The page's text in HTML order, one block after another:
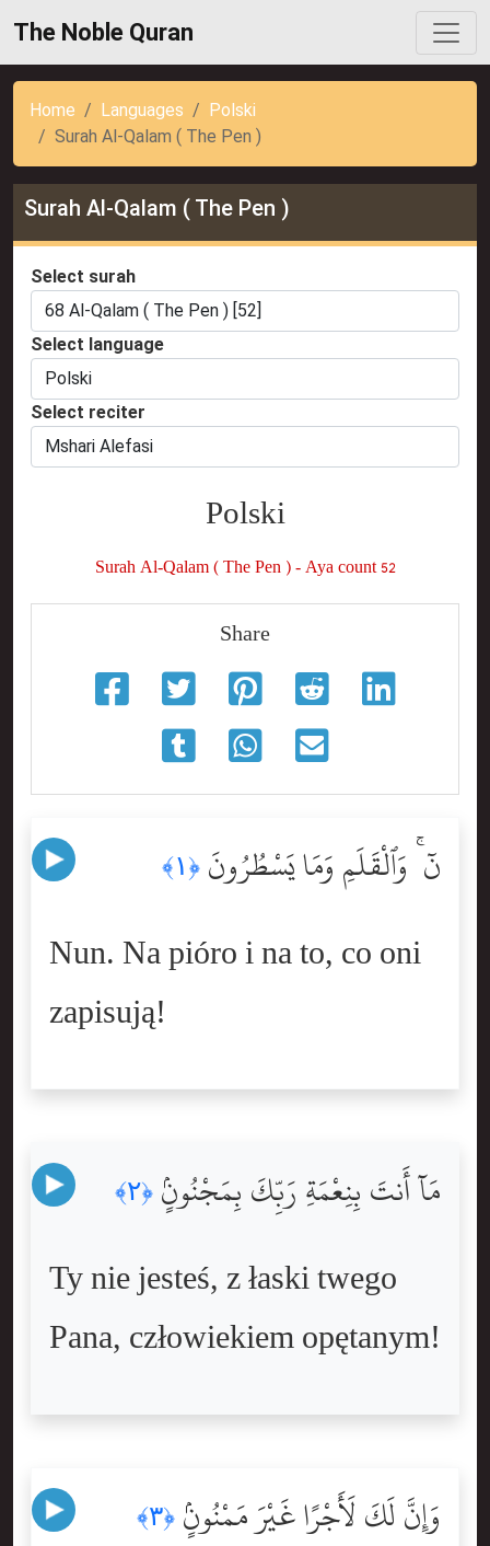
The Noble Quran
Home Languages
Polski
Surah Al-Qalam ( The Pen )
Surah Al-Qalam ( The Pen )
Select surah
Select language
Select reciter
Polski
Surah Al-Qalam ( The Pen ) - Aya count 52
Share
نٓ ۚ وَٱلْقَلَمِ وَمَا يَسْطُرُونَ ﴿١﴾
Nun. Na pióro i na to, co oni
zapisują!
مَآ أَنتَ بِنِعْمَةِ رَبِّكَ بِمَجْنُونٍۢ ﴿٢﴾
Ty nie jesteś, z łaski twego
Pana, człowiekiem opętanym!
وَإِنَّ لَكَ لَأَجْرًا غَيْرَ مَمْنُونٍۢ ﴿٣﴾